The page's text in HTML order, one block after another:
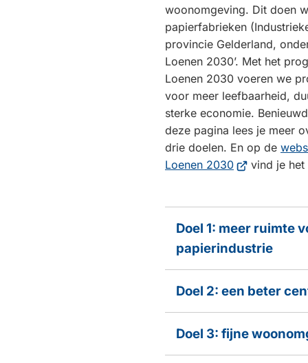
woonomgeving. Dit doen
papierfabrieken
provincie Gelderland,
Loenen 2030’. Met het
Loenen 2030 voeren we
voor meer leefbaarheid,
sterke economie.
deze pagina lees je meer
drie doelen. En op de
Loenen 2030(Verwijst
website)
vind je
Doel 1: meer ruimte
papierindustrie
Doel 2: een beter
Doel 3: fijne